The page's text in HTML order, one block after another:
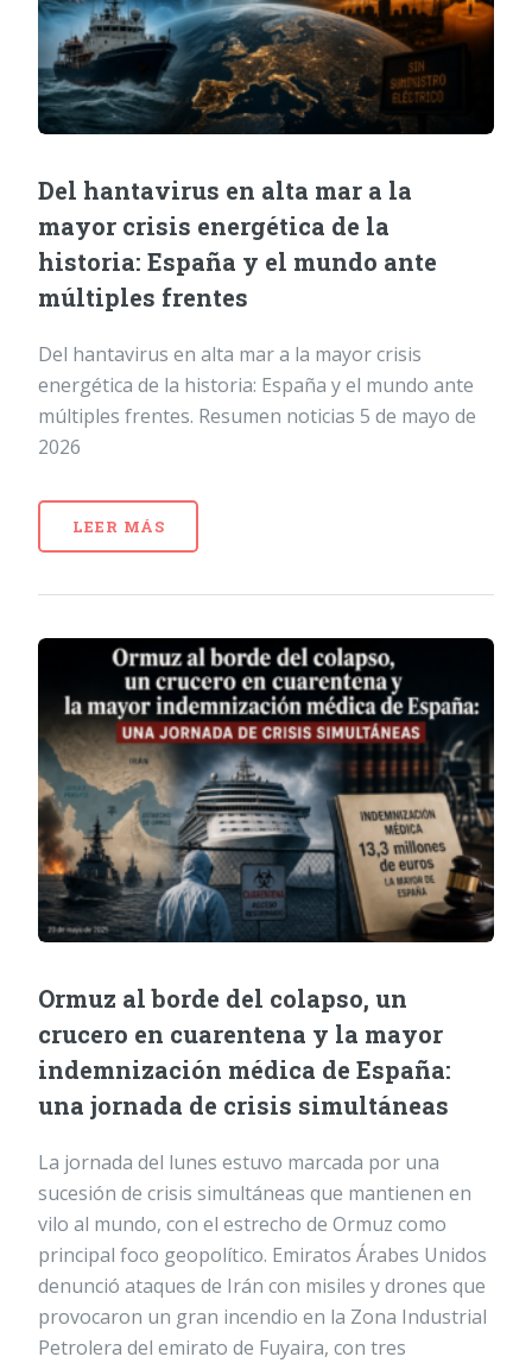
Del hantavirus en alta mar a la
mayor crisis energética de la
historia: España y el mundo ante
múltiples frentes
Del hantavirus en alta mar a la mayor crisis
energética de la historia: España y el mundo ante
múltiples frentes. Resumen noticias 5 de mayo de
2026
LEER MÁS
Ormuz al borde del colapso, un
crucero en cuarentena y la mayor
indemnización médica de España:
una jornada de crisis simultáneas
La jornada del lunes estuvo marcada por una
sucesión de crisis simultáneas que mantienen en
vilo al mundo, con el estrecho de Ormuz como
principal foco geopolítico. Emiratos Árabes Unidos
denunció ataques de Irán con misiles y drones que
provocaron un gran incendio en la Zona Industrial
Petrolera del emirato de Fuyaira, con tres